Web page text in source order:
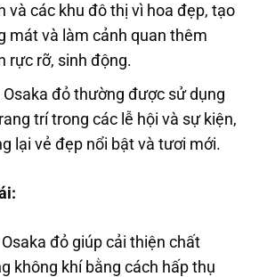
và các khu đô thị vì hoa đẹp, tạo
mát và làm cảnh quan thêm
rực rỡ, sinh động.
Osaka đỏ thường được sử dụng
trí trong các lễ hội và sự kiện,
lại vẻ đẹp nổi bật và tươi mới.
Osaka đỏ giúp cải thiện chất
không khí bằng cách hấp thụ